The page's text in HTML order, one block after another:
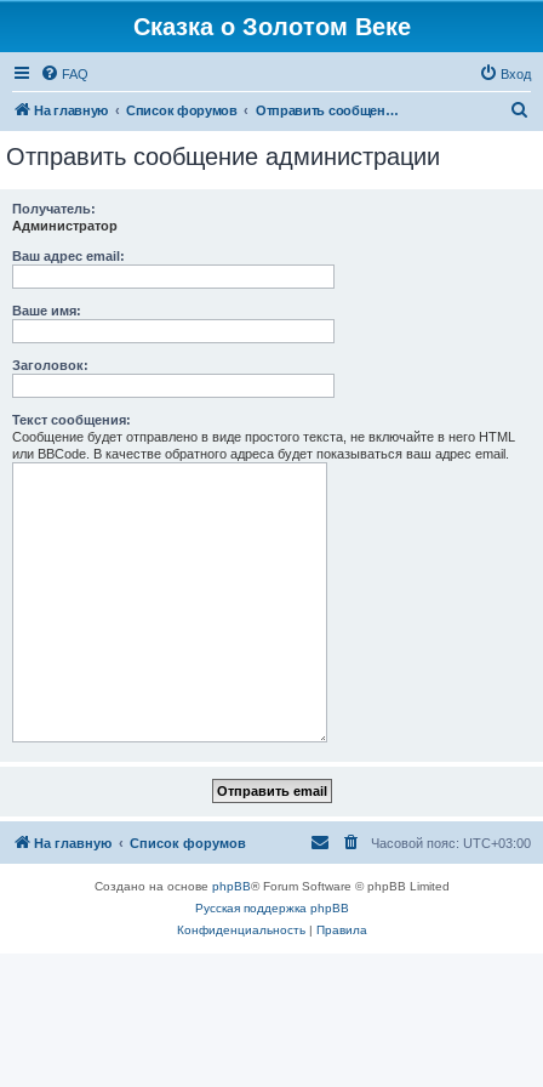
Сказка о Золотом Веке
FAQ Вход
На главную Список форумов Отправить сообщение администрации
Отправить сообщение администрации
Получатель:
Администратор
Ваш адрес email:
Ваше имя:
Заголовок:
Текст сообщения:
Сообщение будет отправлено в виде простого текста, не включайте в него HTML
или BBCode. В качестве обратного адреса будет показываться ваш адрес email.
На главную Список форумов Часовой пояс: UTC+03:00
Создано на основе phpBB® Forum Software © phpBB Limited
Русская поддержка phpBB
Конфиденциальность| Правила